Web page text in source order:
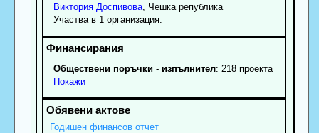
Виктория Доспивова, Чешка република
Участва в 1 организация.
Обществени поръчки - изпълнител: 218 проекта
Покажи
Годишен финансов отчет